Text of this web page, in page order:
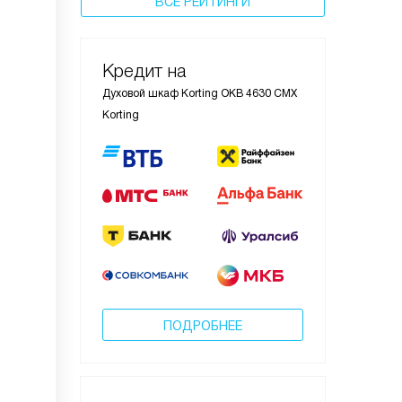
Кредит на
Духовой шкаф Korting OKB 4630 CMX
Korting
ПОДРОБНЕЕ